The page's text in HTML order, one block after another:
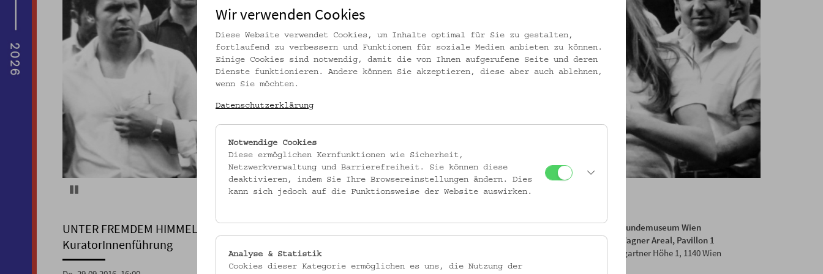
UNTER FREMDEM HIMMEL. AUS DEM LEBEN JUGOSLAWISCHER GASTARBEITERINNEN
KuratorInnenführung
Volkskundemuseum Wien
Otto Wagner Areal, Pavillon 1
Baumgartner Höhe 1, 1140 Wien
Wir verwenden Cookies
Diese Website verwendet Cookies, um Inhalte optimal für Sie zu gestalten,
fortlaufend zu verbessern und Funktionen für soziale Medien anbieten zu können.
Einige Cookies sind notwendig, damit die von Ihnen aufgerufene Seite und deren
Dienste funktionieren. Andere können Sie akzeptieren, diese aber auch ablehnen,
wenn Sie möchten.
Datenschutzerklärung
Notwendige Cookies
Diese ermöglichen Kernfunktionen wie Sicherheit,
Netzwerkverwaltung und Barrierefreiheit. Sie können diese
deaktivieren, indem Sie Ihre Browsereinstellungen ändern. Dies
kann sich jedoch auf die Funktionsweise der Website auswirken.
Analyse & Statistik
Cookies dieser Kategorie ermöglichen es uns, die Nutzung der